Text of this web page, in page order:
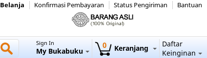
Konfirmasi Pembayaran Status Pengiriman Bantuan
Daftar
Keinginan
0 Keranjang
Sign In
My Bukabuku